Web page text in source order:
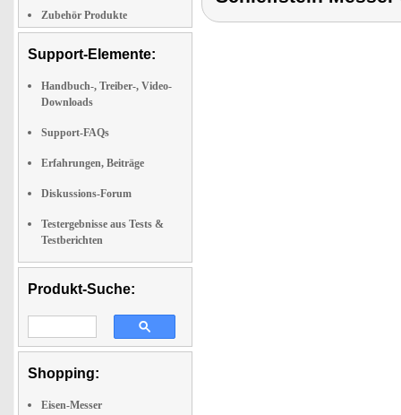
Zubehör Produkte
Support-Elemente:
Handbuch-, Treiber-, Video-
Downloads
Support-FAQs
Erfahrungen, Beiträge
Diskussions-Forum
Testergebnisse aus Tests &
Testberichten
Produkt-Suche:
Shopping:
Eisen-Messer